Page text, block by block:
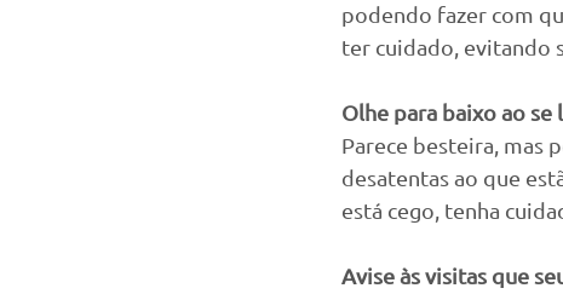
podendo fazer com
ter cuidado, evitando
Olhe para baixo ao
Parece besteira, mas
desatentas ao que
está cego, tenha
Avise às visitas que